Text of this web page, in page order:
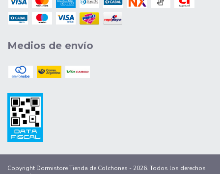
Medios de envío
Copyright Dormistore Tienda de Colchones - 2026. Todos los derechos